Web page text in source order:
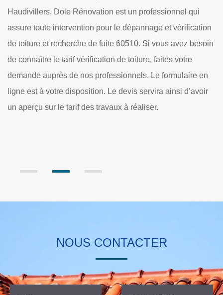
en
sont indispensables pour la prévention des dommages
supplémentaires. En fait, les détections et les
de manière rapide des fuites sont nécessaires pour
les infiltrations d'eau dans les structures du bâtiment.
travaux sont indispensables, mais ils sont très difficiles
cause de la technicité et l'usage de matériels
Ainsi, il est très important de contacter des experts pour
NOUS CONTACTER